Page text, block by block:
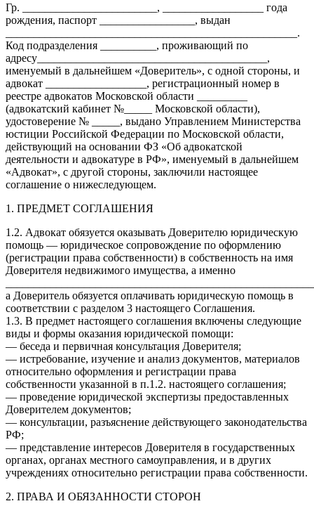
Гр. ________________________, __________________ года
рождения, паспорт _________________, выдан
____________________________________________________.
Код подразделения __________, проживающий по
адресу_________________________________________,
именуемый в дальнейшем «Доверитель», с одной стороны, и
адвокат __________________, регистрационный номер в
реестре адвокатов Московской области _________
(адвокатский кабинет №_____ Московской области),
удостоверение № _____, выдано Управлением Министерства
юстиции Российской Федерации по Московской области,
действующий на основании ФЗ «Об адвокатской
деятельности и адвокатуре в РФ», именуемый в дальнейшем
«Адвокат», с другой стороны, заключили настоящее
соглашение о нижеследующем.
1. ПРЕДМЕТ СОГЛАШЕНИЯ
1.2. Адвокат обязуется оказывать Доверителю юридическую
помощь — юридическое сопровождение по оформлению
(регистрации права собственности) в собственность на имя
Доверителя недвижимого имущества, а именно
а Доверитель обязуется оплачивать юридическую помощь в
соответствии с разделом 3 настоящего Соглашения.
1.3. В предмет настоящего соглашения включены следующие
виды и формы оказания юридической помощи:
— беседа и первичная консультация Доверителя;
— истребование, изучение и анализ документов, материалов
относительно оформления и регистрации права
собственности указанной в п.1.2. настоящего соглашения;
— проведение юридической экспертизы предоставленных
Доверителем документов;
— консультации, разъяснение действующего законодательства
РФ;
— представление интересов Доверителя в государственных
органах, органах местного самоуправления, и в других
учреждениях относительно регистрации права собственности.
2. ПРАВА И ОБЯЗАННОСТИ СТОРОН